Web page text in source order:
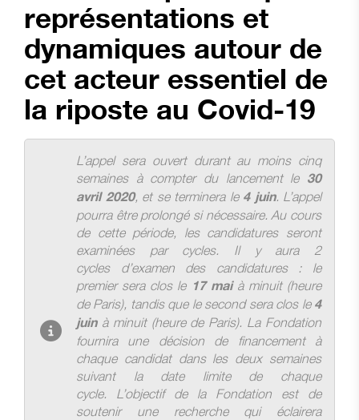
représentations et
dynamiques autour de
cet acteur essentiel de
la riposte au Covid-19
L’appel sera ouvert durant au moins cinq
semaines à compter du lancement le 30
avril 2020, et se terminera le 4 juin. L’appel
pourra être prolongé si nécessaire.Au cours
de cette période, les candidatures seront
examinées par cycles. Il y aura 2
cycles d’examen des candidatures : le
premier sera clos le 17 maià minuit (heure
de Paris), tandis que le second sera clos le 4
juinà minuit (heure de Paris). La Fondation
fournira une décision de financement à
chaque candidat dans les deux semaines
suivant la date limite de chaque
cycle. L’objectif de la Fondation est de
soutenir une recherche qui éclairera